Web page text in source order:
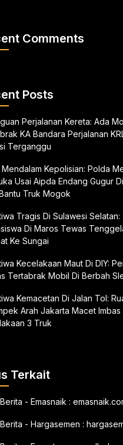
Comments
Posts
Perjalanan Kereta: Ada
KA Bandara Perjalanan
Terganggu
Kepolisian: Polda
Usai Aipda Endang Gugur
Truk Mogok
Tragis Di Sulawesi Selatan:
Di Maros Tewas
Ke Sungai
Kecelakaan Maut Di DIY:
Tertabrak Mobil Di Berbah
Kemacetan Di Jalan Tol:
Arah Jakarta Macet Imbas
3 Truk
Terkait
- Emasnaik :
- Hargasemen :